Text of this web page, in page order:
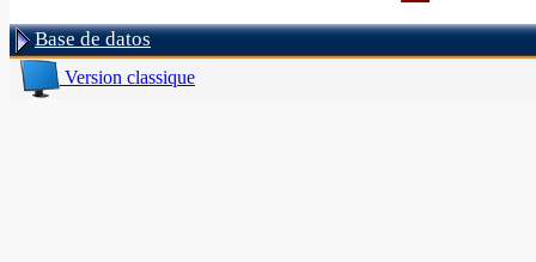
Base de datos
Version classique